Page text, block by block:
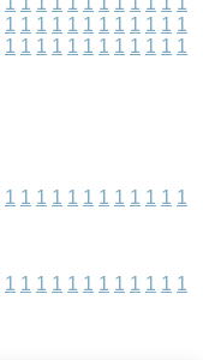
1 1 1 1 1 1 1 1 1 1 1 1
1 1 1 1 1 1 1 1 1 1 1 1
1 1 1 1 1 1 1 1 1 1 1 1
1 1 1 1 1 1 1 1 1 1 1 1